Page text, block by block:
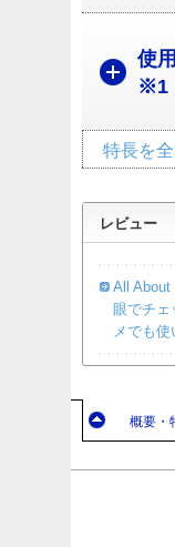
使
※1
特長を全
レビュー
All About
眼でチェ
メでも使
概要・